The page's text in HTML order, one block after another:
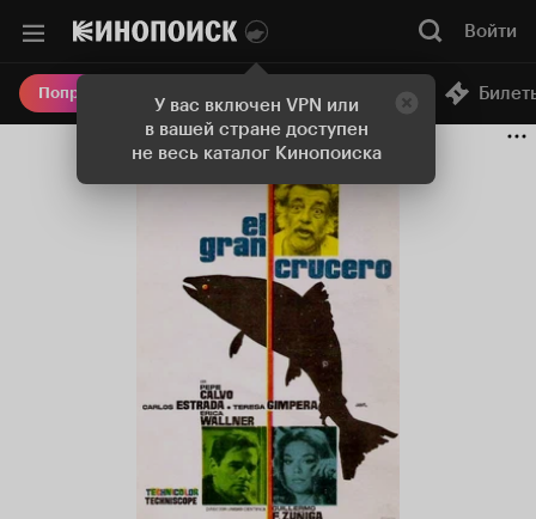
У вас включен VPN или
в вашей стране доступен
не весь каталог Кинопоиска
Войти
Попробовать Плюс Онлайн-кинотеатр